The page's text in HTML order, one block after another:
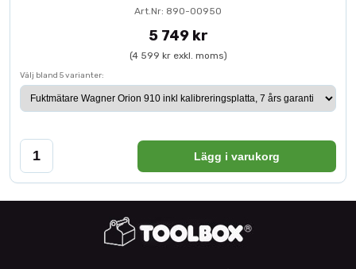
Art.Nr: 890-00950
5 749 kr
(4 599 kr exkl. moms)
Välj bland 5 varianter:
Lägg i varukorg